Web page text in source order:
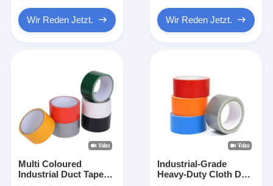
Wir Reden Jetzt. Wir Reden Jetzt.
Multi Coloured
Industrial Duct Tape
Industrial-Grade
Heavy-Duty Cloth Duct